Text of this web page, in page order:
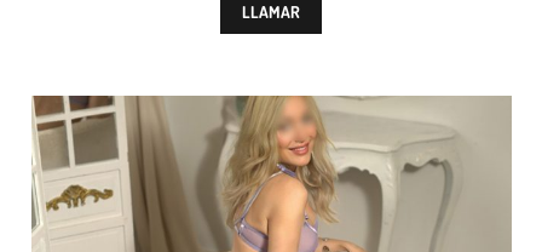
LLAMAR